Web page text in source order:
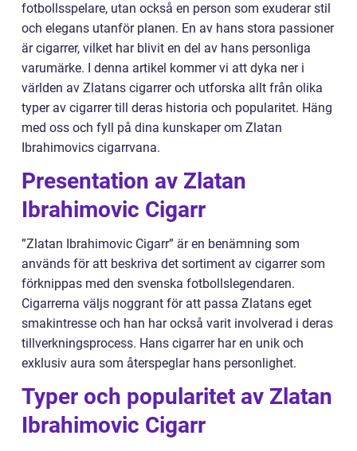
fotbollsspelare, utan också en person som exuderar stil
och elegans utanför planen. En av hans stora passioner
är cigarrer, vilket har blivit en del av hans personliga
varumärke. I denna artikel kommer vi att dyka ner i
världen av Zlatans cigarrer och utforska allt från olika
typer av cigarrer till deras historia och popularitet. Häng
med oss och fyll på dina kunskaper om Zlatan
Ibrahimovics cigarrvana.
Presentation av Zlatan
Ibrahimovic Cigarr
”Zlatan Ibrahimovic Cigarr” är en benämning som
används för att beskriva det sortiment av cigarrer som
förknippas med den svenska fotbollslegendaren.
Cigarrerna väljs noggrant för att passa Zlatans eget
smakintresse och han har också varit involverad i deras
tillverkningsprocess. Hans cigarrer har en unik och
exklusiv aura som återspeglar hans personlighet.
Typer och popularitet av Zlatan
Ibrahimovic Cigarr